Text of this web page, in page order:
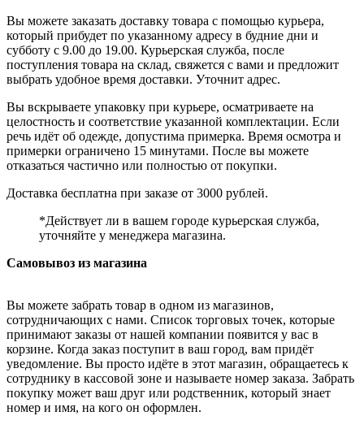
Вы можете заказать доставку товара с помощью курьера,
который прибудет по указанному адресу в будние дни и
субботу с 9.00 до 19.00. Курьерская служба, после
поступления товара на склад, свяжется с вами и предложит
выбрать удобное время доставки. Уточнит адрес.
Вы вскрываете упаковку при курьере, осматриваете на
целостность и соответствие указанной комплектации. Если
речь идёт об одежде, допустима примерка. Время осмотра и
примерки ограничено 15 минутами. После вы можете
отказаться частично или полностью от покупки.
Доставка бесплатна при заказе от 3000 рублей.
*Действует ли в вашем городе курьерская служба,
уточняйте у менеджера магазина.
Самовывоз из магазина
Вы можете забрать товар в одном из магазинов,
сотрудничающих с нами. Список торговых точек, которые
принимают заказы от нашей компании появится у вас в
корзине. Когда заказ поступит в ваш город, вам придёт
уведомление. Вы просто идёте в этот магазин, обращаетесь к
сотруднику в кассовой зоне и называете номер заказа. Забрать
покупку может ваш друг или родственник, который знает
номер и имя, на кого он оформлен.